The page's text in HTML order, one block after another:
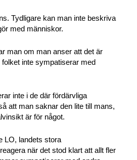
Tydligare kan man inte beskriva
med människor.
man om man anser att det är
inte sympatiserar med
inte i de där fördärvliga
att man saknar den lite till mans,
är för något.
LO, landets stora
när det stod klart att allt fler